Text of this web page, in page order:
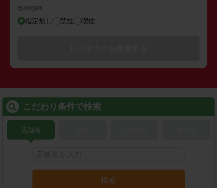
禁煙/喫煙
指定無し 禁煙 喫煙
こだわり条件で検索
店舗名
検索